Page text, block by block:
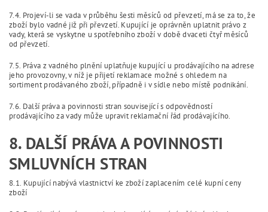
7.4. Projeví-li se vada v průběhu šesti měsíců od převzetí, má se za to, že
zboží bylo vadné již při převzetí. Kupující je oprávněn uplatnit právo z
vady, která se vyskytne u spotřebního zboží v době dvaceti čtyř měsíců
od převzetí.
7.5. Práva z vadného plnění uplatňuje kupující u prodávajícího na adrese
jeho provozovny, v níž je přijetí reklamace možné s ohledem na
sortiment prodávaného zboží, případně i v sídle nebo místě podnikání.
7.6. Další práva a povinnosti stran související s odpovědností
prodávajícího za vady může upravit reklamační řád prodávajícího.
8. DALŠÍ PRÁVA A POVINNOSTI
SMLUVNÍCH STRAN
8.1. Kupující nabývá vlastnictví ke zboží zaplacením celé kupní ceny
zboží